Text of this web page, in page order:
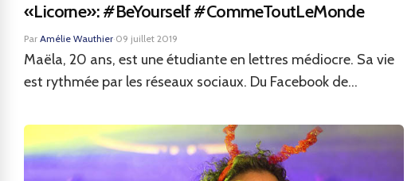
«Licorne»: #BeYourself #CommeToutLeMonde
Par Amélie Wauthier·09 juillet 2019
Maëla, 20 ans, est une étudiante en lettres médiocre. Sa vie
est rythmée par les réseaux sociaux. Du Facebook de...